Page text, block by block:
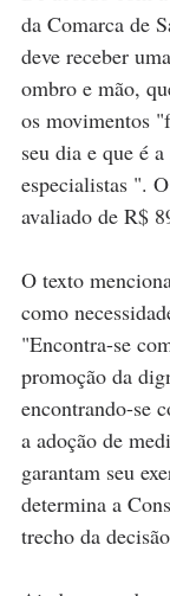
da Comarca de
deve receber
ombro e mão,
os movimentos
seu dia e que é
especialistas ".
avaliado de R$
O texto
como
"Encontra-se
promoção da
encontrando-se
a adoção de
garantam seu
determina a
trecho da